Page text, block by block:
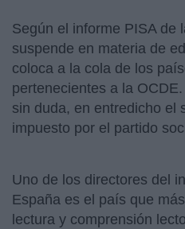
Según el informe PISA de
suspende en materia de
coloca a la cola de los
pertenecientes a la
sin duda, en entredicho el
impuesto por el partido
Uno de los directores del
España es el país que
lectura y comprensión